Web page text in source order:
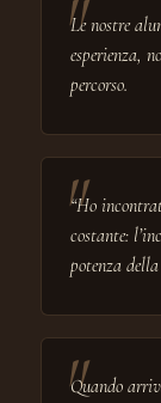
Le nostre
esperienza,
percorso.
“Ho
costante:
potenza
Quando